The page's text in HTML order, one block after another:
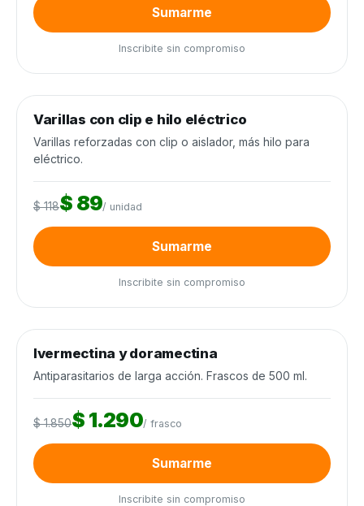
Sumarme
Inscribite sin compromiso
Alambrados y cercos
Varillas con clip e hilo eléctrico
Varillas reforzadas con clip o aislador, más hilo para
eléctrico.
$ 118$ 89/ unidad
Sumarme
Inscribite sin compromiso
Sanidad animal
Ivermectina y doramectina
Antiparasitarios de larga acción. Frascos de 500 ml.
$ 1.850$ 1.290/ frasco
Sumarme
Inscribite sin compromiso